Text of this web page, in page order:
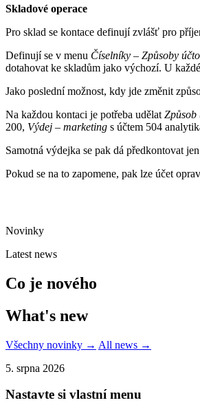
Skladové operace
Pro sklad se kontace definují zvlášť pro
Definují se v menu Číselníky – Způsoby
dotahovat ke skladům jako výchozí. U
Jako poslední možnost, kdy jde změnit
Na každou kontaci je potřeba udělat Způsob
200, Výdej – marketing s účtem 504
Samotná výdejka se pak dá předkontovat
Pokud se na to zapomene, pak lze účet
Novinky
Latest news
Co je nového
What's new
Všechny novinky → All news →
5. srpna 2026
Nastavte si vlastní menu